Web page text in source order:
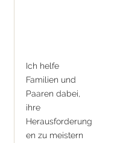
Ich helfe
Familien und
Paaren dabei,
ihre
Herausforderung
en zu meistern